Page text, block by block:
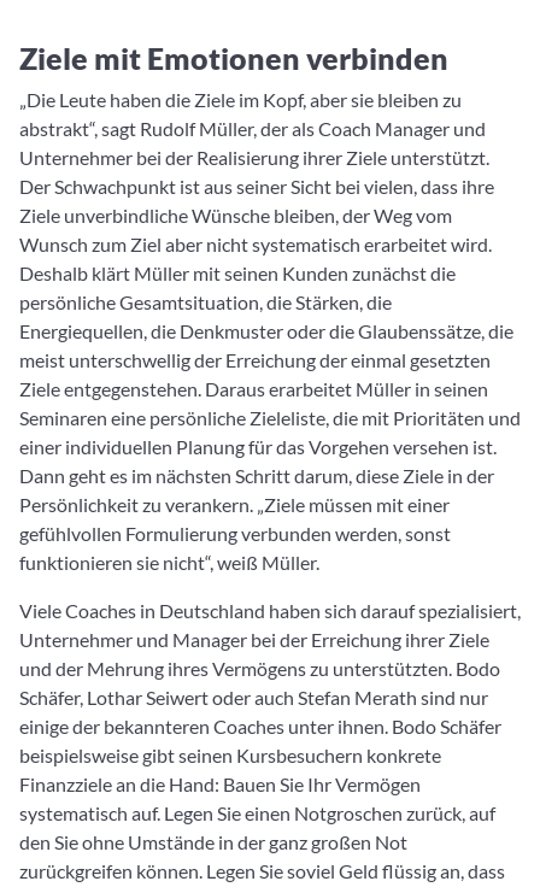
Ziele mit Emotionen verbinden
„Die Leute haben die Ziele im Kopf, aber sie bleiben zu
abstrakt“, sagt Rudolf Müller, der als Coach Manager und
Unternehmer bei der Realisierung ihrer Ziele unterstützt.
Der Schwachpunkt ist aus seiner Sicht bei vielen, dass ihre
Ziele unverbindliche Wünsche bleiben, der Weg vom
Wunsch zum Ziel aber nicht systematisch erarbeitet wird.
Deshalb klärt Müller mit seinen Kunden zunächst die
persönliche Gesamtsituation, die Stärken, die
Energiequellen, die Denkmuster oder die Glaubenssätze, die
meist unterschwellig der Erreichung der einmal gesetzten
Ziele entgegenstehen. Daraus erarbeitet Müller in seinen
Seminaren eine persönliche Zieleliste, die mit Prioritäten und
einer individuellen Planung für das Vorgehen versehen ist.
Dann geht es im nächsten Schritt darum, diese Ziele in der
Persönlichkeit zu verankern. „Ziele müssen mit einer
gefühlvollen Formulierung verbunden werden, sonst
funktionieren sie nicht“, weiß Müller.
Viele Coaches in Deutschland haben sich darauf spezialisiert,
Unternehmer und Manager bei der Erreichung ihrer Ziele
und der Mehrung ihres Vermögens zu unterstützten. Bodo
Schäfer, Lothar Seiwert oder auch Stefan Merath sind nur
einige der bekannteren Coaches unter ihnen. Bodo Schäfer
beispielsweise gibt seinen Kursbesuchern konkrete
Finanzziele an die Hand: Bauen Sie Ihr Vermögen
systematisch auf. Legen Sie einen Notgroschen zurück, auf
den Sie ohne Umstände in der ganz großen Not
zurückgreifen können. Legen Sie soviel Geld flüssig an, dass